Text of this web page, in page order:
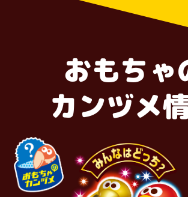
おもちゃ
カンヅメ